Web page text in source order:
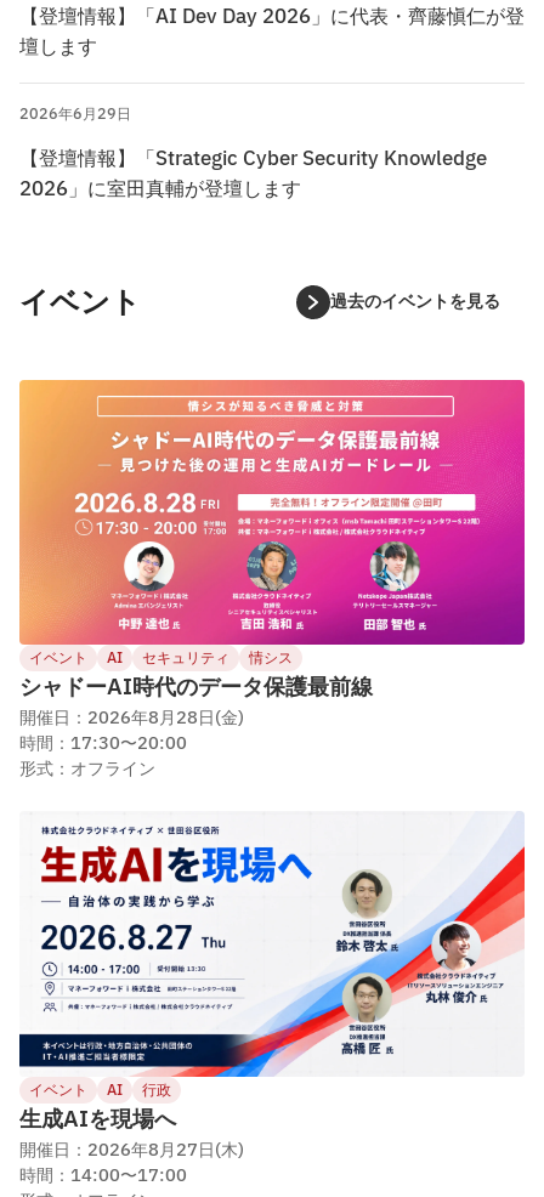
【登壇情報】「AI Dev Day 2026」に代表・齊藤愼仁が登
壇します
2026年6月29日
【登壇情報】「Strategic Cyber Security Knowledge
2026」に室田真輔が登壇します
イベント 過去のイベントを見る
イベント AI セキュリティ 情シス
シャドーAI時代のデータ保護最前線
開催日：2026年8月28日(金)
時間：17:30〜20:00
形式：オフライン
イベント AI 行政
生成AIを現場へ
開催日：2026年8月27日(木)
時間：14:00〜17:00